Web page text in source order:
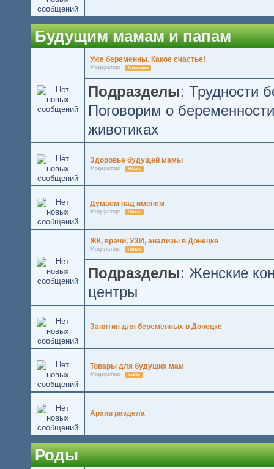
Будущим мамам и папам
Уже беременны. Какое счастье!
Модератор: Клюковка
Подразделы: Трудности
Поговорим о беременности
животиках
Здоровье будущей мамы
Модератор: Hikaru
Думаем над именем
Модератор: Hikaru
ЖК, врачи, УЗИ, анализы в Донецке
Модератор: Hikaru
Подразделы: Женские
центры
Занятия для беременных в Донецке
Товары для будущих мам
Модератор: ionifie
Архив раздела
Роды